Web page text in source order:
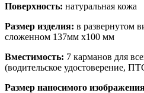
Поверхность: натуральная кожа
Размер изделия: в развернутом
сложенном 137мм х100 мм
Вместимость: 7 карманов для
(водительское удостоверение,
Размер наносимого